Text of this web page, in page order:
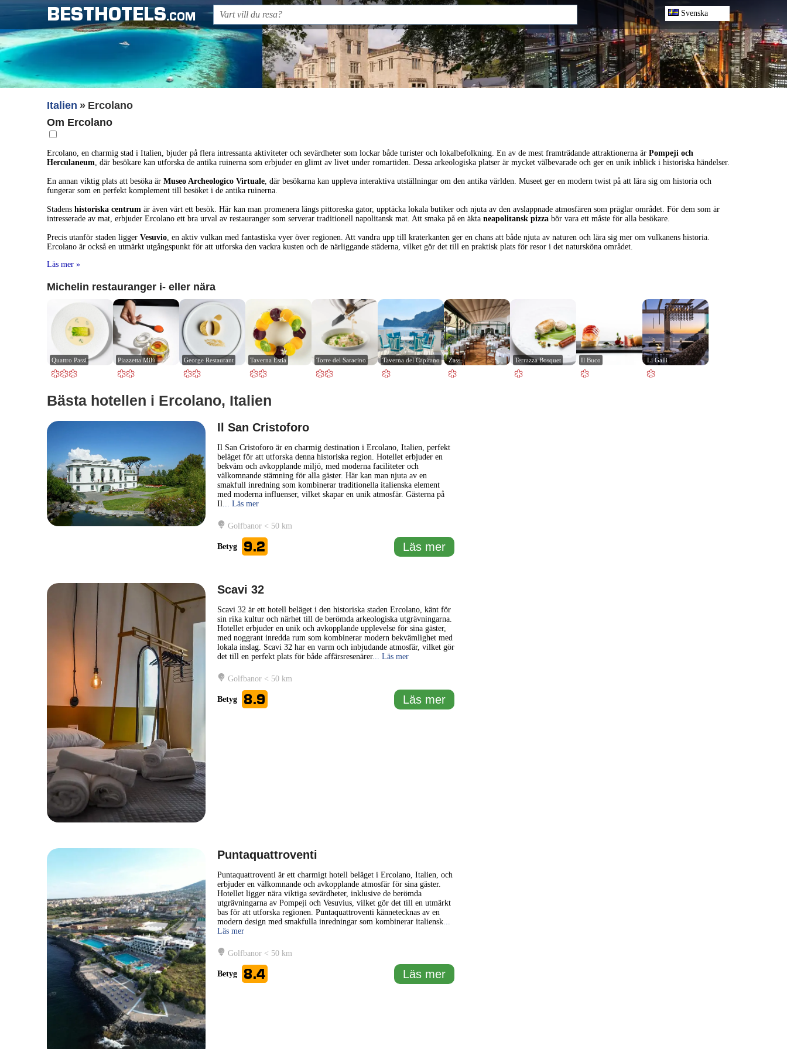
BESTHOTELS.COM Svenska
Italien
Ercolano
Om Ercolano
Ercolano, en charmig stad i Italien, bjuder på flera intressanta aktiviteter och sevärdheter som lockar både turister och lokalbefolkning. En av de mest framträdande attraktionerna ärPompeji och
Herculaneum, där besökare kan utforska de antika ruinerna som erbjuder en glimt av livet under romartiden. Dessa arkeologiska platser är mycket välbevarade och ger en unik inblick i historiska händelser.
En annan viktig plats att besöka ärMuseo Archeologico Virtuale, där besökarna kan uppleva interaktiva utställningar om den antika världen. Museet ger en modern twist på att lära sig om historia och
fungerar som en perfekt komplement till besöket i de antika ruinerna.
Stadenshistoriska centrum är även värt ett besök. Här kan man promenera längs pittoreska gator, upptäcka lokala butiker och njuta av den avslappnade atmosfären som präglar området. För dem som är
intresserade av mat, erbjuder Ercolano ett bra urval av restauranger som serverar traditionell napolitansk mat. Att smaka på en äktaneapolitansk pizza bör vara ett måste för alla besökare.
Precis utanför staden liggerVesuvio, en aktiv vulkan med fantastiska vyer över regionen. Att vandra upp till kraterkanten ger en chans att både njuta av naturen och lära sig mer om vulkanens historia.
Ercolano är också en utmärkt utgångspunkt för att utforska den vackra kusten och de närliggande städerna, vilket gör det till en praktisk plats för resor i det natursköna området.
Läs mer »
Michelin restauranger i- eller nära
Quattro Passi Piazzetta Milù George Restaurant Taverna Estia Torre del Saracino Taverna del Capitano Zass Terrazza Bosquet Il Buco Li Galli
Bästa hotellen i Ercolano, Italien
Il San Cristoforo
Il San Cristoforo är en charmig destination i Ercolano, Italien, perfekt
beläget för att utforska denna historiska region. Hotellet erbjuder en
bekväm och avkopplande miljö, med moderna faciliteter och
välkomnande stämning för alla gäster. Här kan man njuta av en
smakfull inredning som kombinerar traditionella italienska element
med moderna influenser, vilket skapar en unik atmosfär. Gästerna på
Il
... Läs mer
Golfbanor < 50 km
Betyg 9.2 Läs mer
Scavi 32
Scavi 32 är ett hotell beläget i den historiska staden Ercolano, känt för
sin rika kultur och närhet till de berömda arkeologiska utgrävningarna.
Hotellet erbjuder en unik och avkopplande upplevelse för sina gäster,
med noggrant inredda rum som kombinerar modern bekvämlighet med
lokala inslag. Scavi 32 har en varm och inbjudande atmosfär, vilket gör
det till en perfekt plats för både affärsresenärer... Läs mer
Golfbanor < 50 km
Betyg 8.9 Läs mer
Puntaquattroventi
Puntaquattroventi är ett charmigt hotell beläget i Ercolano, Italien, och
erbjuder en välkomnande och avkopplande atmosfär för sina gäster.
Hotellet ligger nära viktiga sevärdheter, inklusive de berömda
utgrävningarna av Pompeji och Vesuvius, vilket gör det till en utmärkt
bas för att utforska regionen. Puntaquattroventi kännetecknas av en
modern design med smakfulla inredningar som kombinerar italiensk...
Läs mer
Golfbanor < 50 km
Betyg 8.4 Läs mer